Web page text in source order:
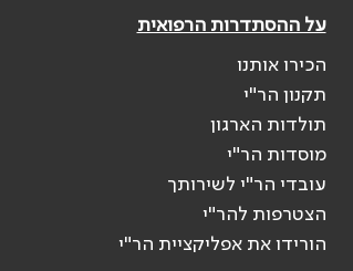
על ההסתדרות הרפואית
הכירו אותנו
תקנון הר"י
תולדות הארגון
מוסדות הר"י
עובדי הר"י לשירותך
הצטרפות להר"י
הורידו את אפליקציית הר"י